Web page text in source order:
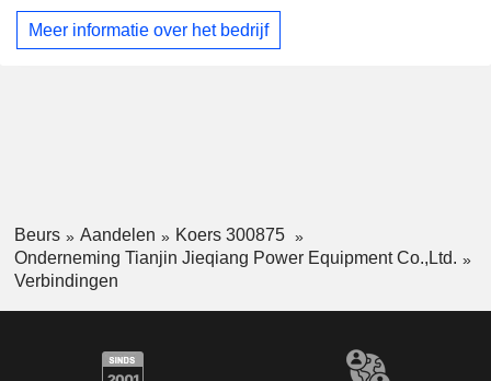
gezondheidszorg. Het bedrijf is voornamelijk actief op de
binnenlandse markt.
Meer informatie over het bedrijf
Beurs Aandelen
Koers 300875
Onderneming Tianjin Jieqiang Power Equipment Co.,Ltd.
Verbindingen